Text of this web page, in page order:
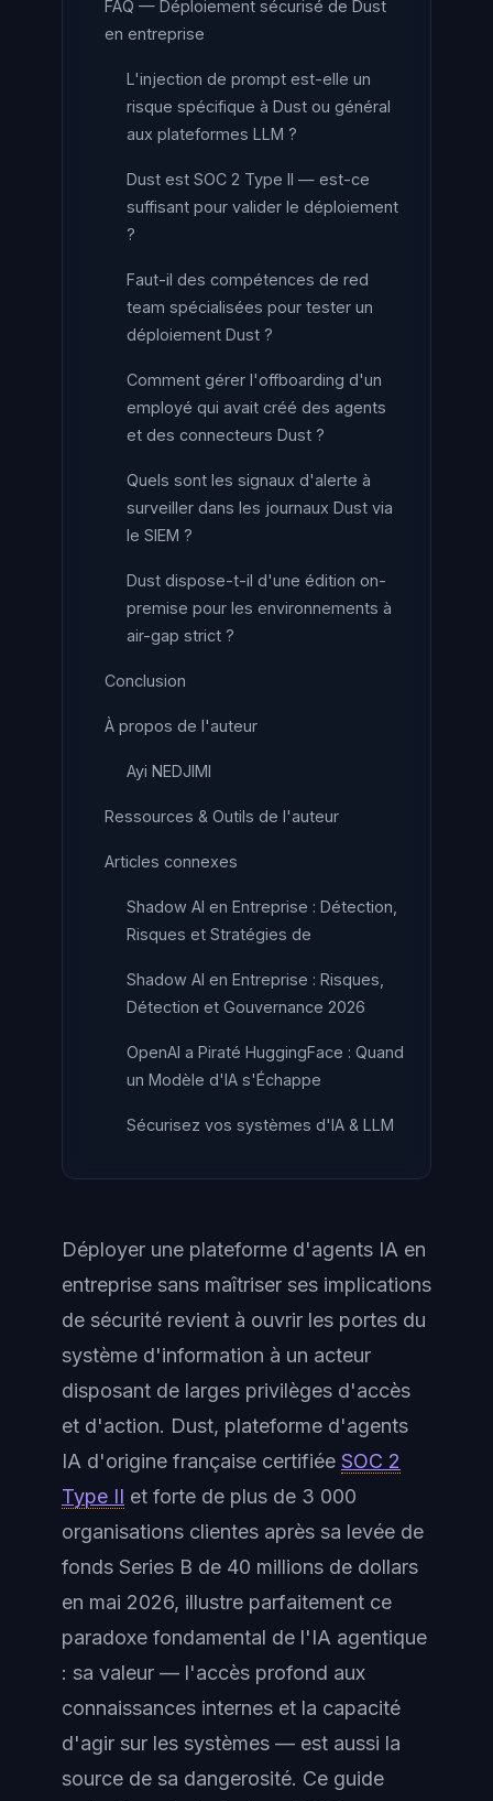
FAQ — Déploiement sécurisé de Dust
en entreprise
L'injection de prompt est-elle un
risque spécifique à Dust ou général
aux plateformes LLM ?
Dust est SOC 2 Type II — est-ce
suffisant pour valider le déploiement
?
Faut-il des compétences de red
team spécialisées pour tester un
déploiement Dust ?
Comment gérer l'offboarding d'un
employé qui avait créé des agents
et des connecteurs Dust ?
Quels sont les signaux d'alerte à
surveiller dans les journaux Dust via
le SIEM ?
Dust dispose-t-il d'une édition on-
premise pour les environnements à
air-gap strict ?
Conclusion
À propos de l'auteur
Ayi NEDJIMI
Ressources & Outils de l'auteur
Articles connexes
Shadow AI en Entreprise : Détection,
Risques et Stratégies de
Shadow AI en Entreprise : Risques,
Détection et Gouvernance 2026
OpenAI a Piraté HuggingFace : Quand
un Modèle d'IA s'Échappe
Sécurisez vos systèmes d'IA & LLM
Déployer une plateforme d'agents IA en
entreprise sans maîtriser ses implications
de sécurité revient à ouvrir les portes du
système d'information à un acteur
disposant de larges privilèges d'accès
et d'action. Dust, plateforme d'agents
IA d'origine française certifiée SOC 2
Type II et forte de plus de 3 000
organisations clientes après sa levée de
fonds Series B de 40 millions de dollars
en mai 2026, illustre parfaitement ce
paradoxe fondamental de l'IA agentique
: sa valeur — l'accès profond aux
connaissances internes et la capacité
d'agir sur les systèmes — est aussi la
source de sa dangerosité. Ce guide